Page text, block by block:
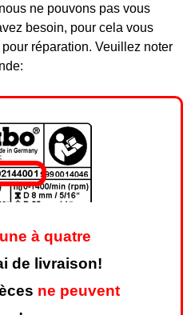
ne pouvons pas vous
besoin, pour cela vous
réparation. Veuillez noter
une à quatre
de livraison!
ne peuvent